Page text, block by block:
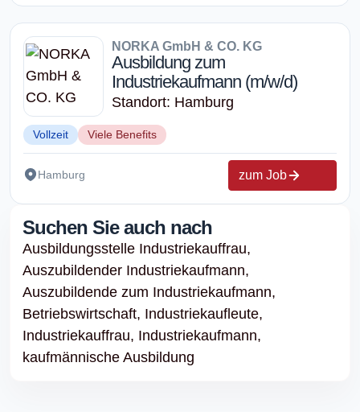
NORKA GmbH & CO. KG
Ausbildung zum
Industriekaufmann (m/w/d)
Standort: Hamburg
Vollzeit Viele Benefits
Hamburg zum Job
Suchen Sie auch nach
Ausbildungsstelle Industriekauffrau,
Auszubildender Industriekaufmann,
Auszubildende zum Industriekaufmann,
Betriebswirtschaft, Industriekaufleute,
Industriekauffrau, Industriekaufmann,
kaufmännische Ausbildung